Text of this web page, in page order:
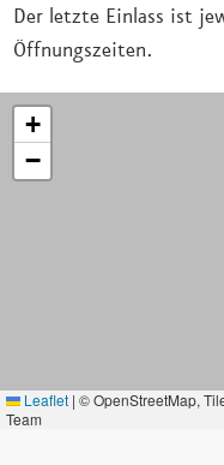
Der letzte Einlass ist
Öffnungszeiten.
+
−
Leaflet | © OpenStreetMap,
Team